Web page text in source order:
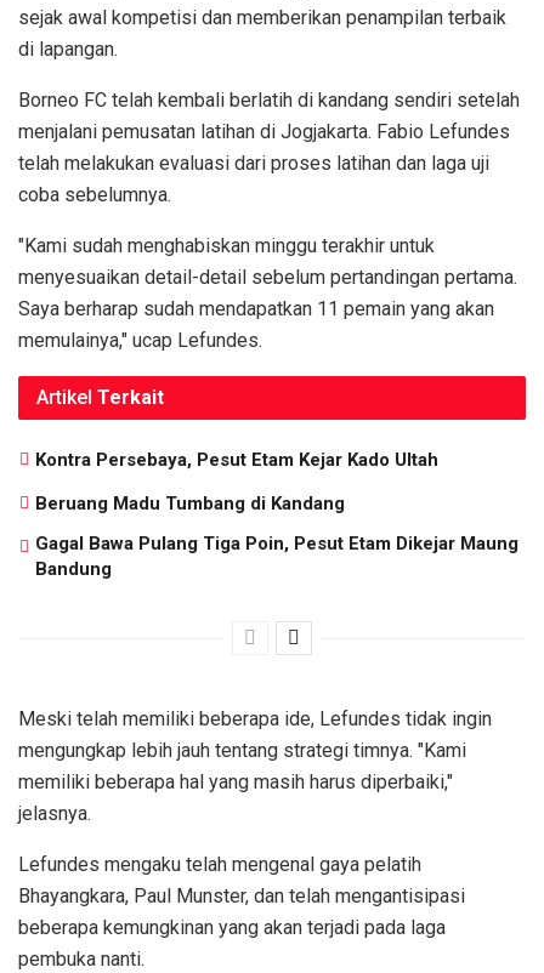
sejak awal kompetisi dan memberikan penampilan terbaik
di lapangan.
Borneo FC telah kembali berlatih di kandang sendiri setelah
menjalani pemusatan latihan di Jogjakarta. Fabio Lefundes
telah melakukan evaluasi dari proses latihan dan laga uji
coba sebelumnya.
"Kami sudah menghabiskan minggu terakhir untuk
menyesuaikan detail-detail sebelum pertandingan pertama.
Saya berharap sudah mendapatkan 11 pemain yang akan
memulainya," ucap Lefundes.
Artikel Terkait
Kontra Persebaya, Pesut Etam Kejar Kado Ultah
Beruang Madu Tumbang di Kandang
Gagal Bawa Pulang Tiga Poin, Pesut Etam Dikejar Maung
Bandung
Meski telah memiliki beberapa ide, Lefundes tidak ingin
mengungkap lebih jauh tentang strategi timnya. "Kami
memiliki beberapa hal yang masih harus diperbaiki,"
jelasnya.
Lefundes mengaku telah mengenal gaya pelatih
Bhayangkara, Paul Munster, dan telah mengantisipasi
beberapa kemungkinan yang akan terjadi pada laga
pembuka nanti.